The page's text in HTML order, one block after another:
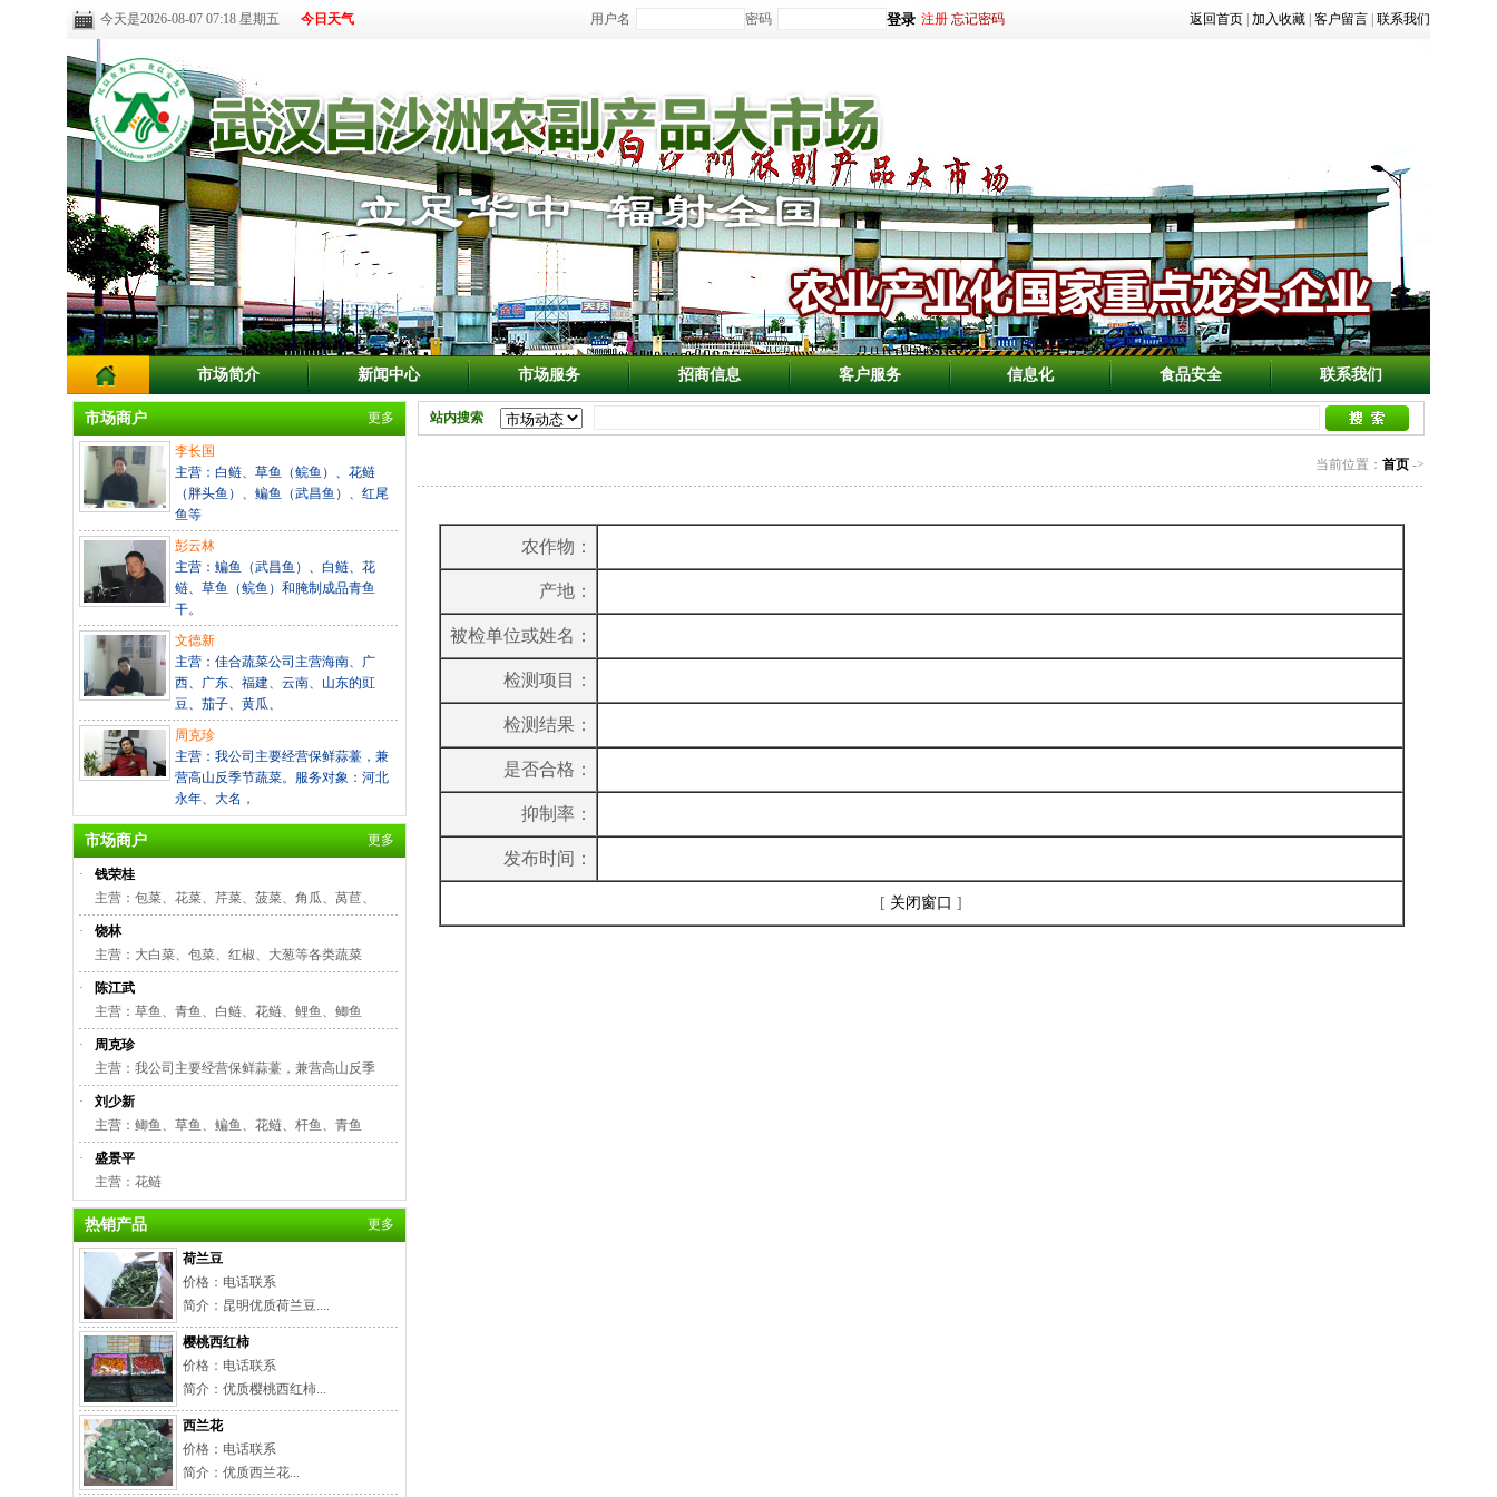
今天是2026-08-07 07:18 星期五 今日天气 用户名 密码 注册 忘记密码 返回首页 加入收藏 客户留言 联系我们
市场简介 新闻中心 市场服务 招商信息 客户服务 信息化 食品安全 联系我们
市场商户 更多
李长国
主营：白鲢、草鱼（鲩鱼）、花鲢
（胖头鱼）、鳊鱼（武昌鱼）、红尾
鱼等
彭云林
主营：鳊鱼（武昌鱼）、白鲢、花
鲢、草鱼（鲩鱼）和腌制成品青鱼
干。
文德新
主营：佳合蔬菜公司主营海南、广
西、广东、福建、云南、山东的豇
豆、茄子、黄瓜、
周克珍
主营：我公司主要经营保鲜蒜薹，兼
营高山反季节蔬菜。服务对象：河北
永年、大名，
市场商户 更多
·
钱荣桂
主营：包菜、花菜、芹菜、菠菜、角瓜、莴苣、
·
饶林
主营：大白菜、包菜、红椒、大葱等各类蔬菜
·
陈江武
主营：草鱼、青鱼、白鲢、花鲢、鲤鱼、鲫鱼
·
周克珍
主营：我公司主要经营保鲜蒜薹，兼营高山反季
·
刘少新
主营：鲫鱼、草鱼、鳊鱼、花鲢、杆鱼、青鱼
·
盛景平
主营：花鲢
热销产品 更多
荷兰豆
价格：电话联系
简介：昆明优质荷兰豆....
樱桃西红柿
价格：电话联系
简介：优质樱桃西红柿...
西兰花
价格：电话联系
简介：优质西兰花...
站内搜索
当前位置： 首页 ->
农作物：
产地：
被检单位或姓名：
检测项目：
检测结果：
是否合格：
抑制率：
发布时间：
[ 关闭窗口 ]